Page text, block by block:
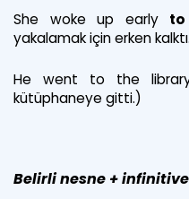
She woke up early
yakalamak için erken
He went to the
kütüphaneye gitti.)
Belirli nesne + infinitive